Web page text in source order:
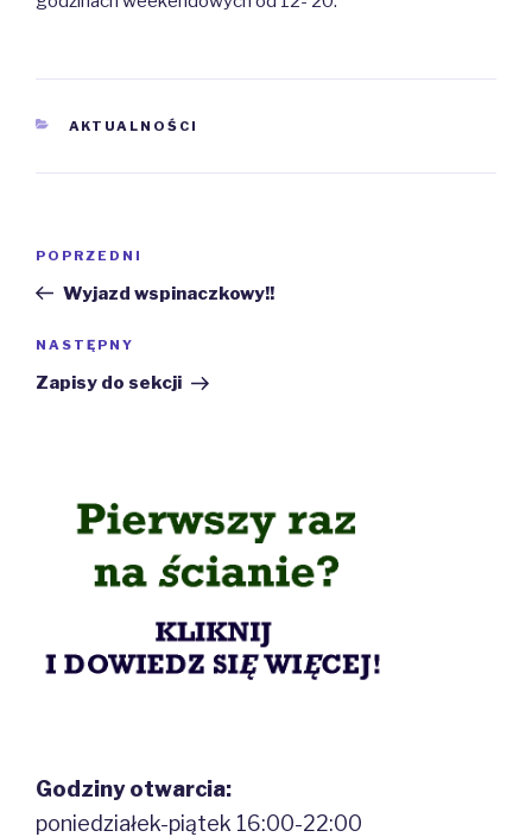
KATEGORIE
AKTUALNOŚCI
Poprzedni
wpis
POPRZEDNI
Wyjazd wspinaczkowy!!
Następny
wpis
NASTĘPNY
Zapisy do sekcji
Godziny otwarcia:
poniedziałek-piątek 16:00-22:00